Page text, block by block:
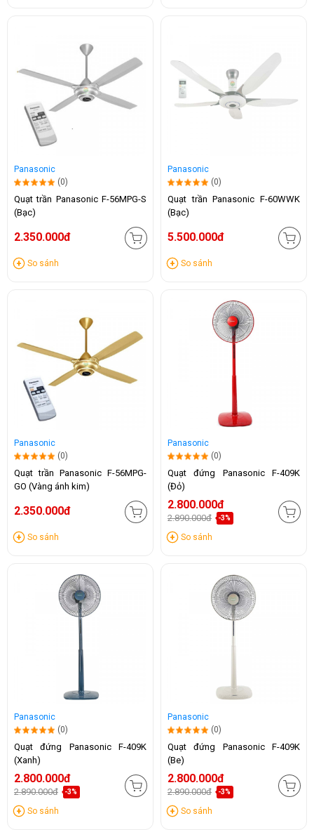
Panasonic
(0)
Quạt trần Panasonic F-56MPG-S
(Bạc)
2.350.000đ
So sánh
Panasonic
(0)
Quạt trần Panasonic F-60WWK
(Bạc)
5.500.000đ
So sánh
Panasonic
(0)
Quạt trần Panasonic F-56MPG-
GO (Vàng ánh kim)
2.350.000đ
So sánh
Panasonic
(0)
Quạt đứng Panasonic F-409K
(Đỏ)
2.800.000đ
2.890.000đ -3%
So sánh
Panasonic
(0)
Quạt đứng Panasonic F-409K
(Xanh)
2.800.000đ
2.890.000đ -3%
So sánh
Panasonic
(0)
Quạt đứng Panasonic F-409K
(Be)
2.800.000đ
2.890.000đ -3%
So sánh